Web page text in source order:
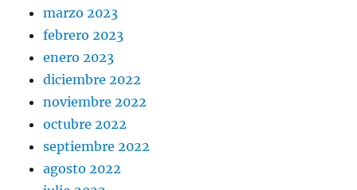
marzo 2023
febrero 2023
enero 2023
diciembre 2022
noviembre 2022
octubre 2022
septiembre 2022
agosto 2022